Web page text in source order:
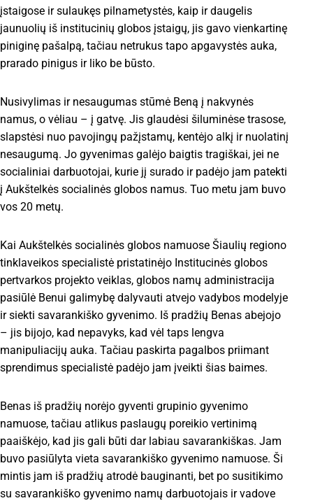
įstaigose ir sulaukęs pilnametystės, kaip ir daugelis
jaunuolių iš institucinių globos įstaigų, jis gavo vienkartinę
piniginę pašalpą, tačiau netrukus tapo apgavystės auka,
prarado pinigus ir liko be būsto.
Nusivylimas ir nesaugumas stūmė Beną į nakvynės
namus, o vėliau – į gatvę. Jis glaudėsi šiluminėse trasose,
slapstėsi nuo pavojingų pažįstamų, kentėjo alkį ir nuolatinį
nesaugumą. Jo gyvenimas galėjo baigtis tragiškai, jei ne
socialiniai darbuotojai, kurie jį surado ir padėjo jam patekti
į Aukštelkės socialinės globos namus. Tuo metu jam buvo
vos 20 metų.
Kai Aukštelkės socialinės globos namuose Šiaulių regiono
tinklaveikos specialistė pristatinėjo Institucinės globos
pertvarkos projekto veiklas, globos namų administracija
pasiūlė Benui galimybę dalyvauti atvejo vadybos modelyje
ir siekti savarankiško gyvenimo. Iš pradžių Benas abejojo
– jis bijojo, kad nepavyks, kad vėl taps lengva
manipuliacijų auka. Tačiau paskirta pagalbos priimant
sprendimus specialistė padėjo jam įveikti šias baimes.
Benas iš pradžių norėjo gyventi grupinio gyvenimo
namuose, tačiau atlikus paslaugų poreikio vertinimą
paaiškėjo, kad jis gali būti dar labiau savarankiškas. Jam
buvo pasiūlyta vieta savarankiško gyvenimo namuose. Ši
mintis jam iš pradžių atrodė bauginanti, bet po susitikimo
su savarankiško gyvenimo namų darbuotojais ir vadove